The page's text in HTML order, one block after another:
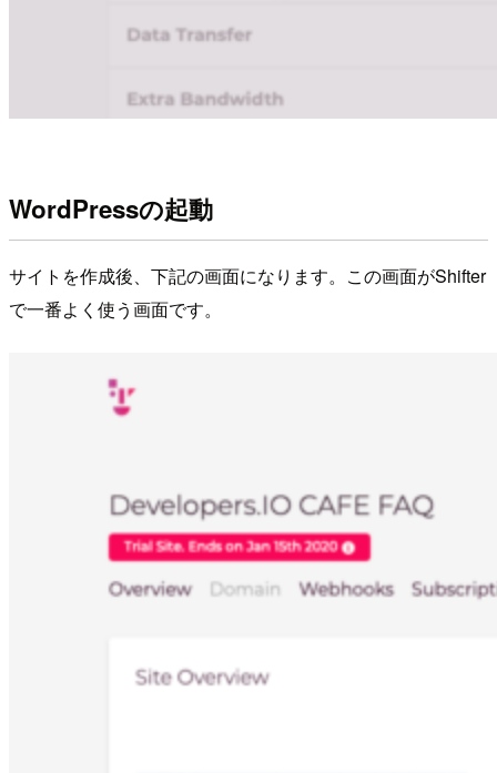
WordPressの起動
サイトを作成後、下記の画面になります。この画面がShifter
で一番よく使う画面です。